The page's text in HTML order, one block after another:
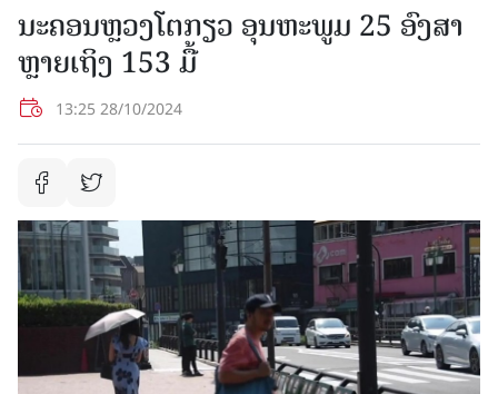
ນະຄອນຫຼວງໂຕກຽວ ອຸນຫະພູມ 25 ອົງສາ
ຫຼາຍເຖິງ 153 ມື້
13:25 28/10/2024